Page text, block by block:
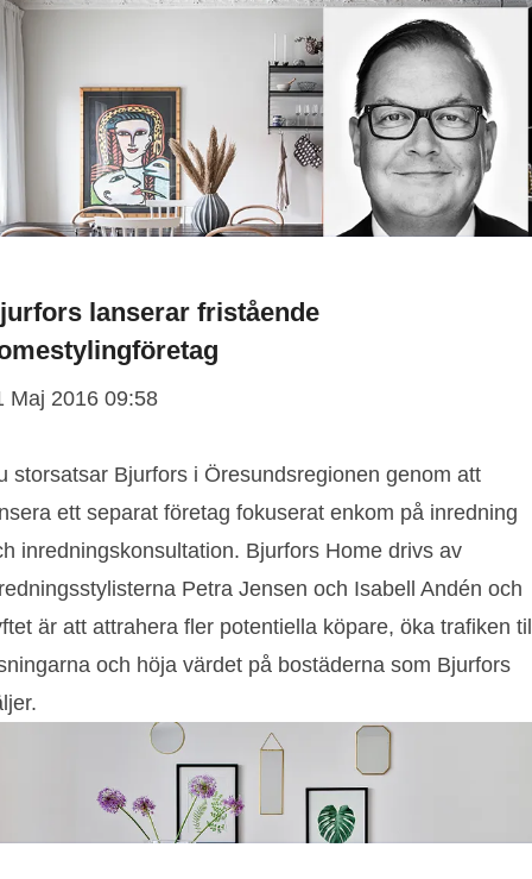
lanserar fristående
Maj 2016 09:58
storsatsar Bjurfors i Öresundsregionen genom att
ett separat företag fokuserat enkom på inredning
inredningskonsultation. Bjurfors Home drivs av
Petra Jensen och Isabell Andén och
är att attrahera fler potentiella köpare, öka trafiken
och höja värdet på bostäderna som Bjurfors